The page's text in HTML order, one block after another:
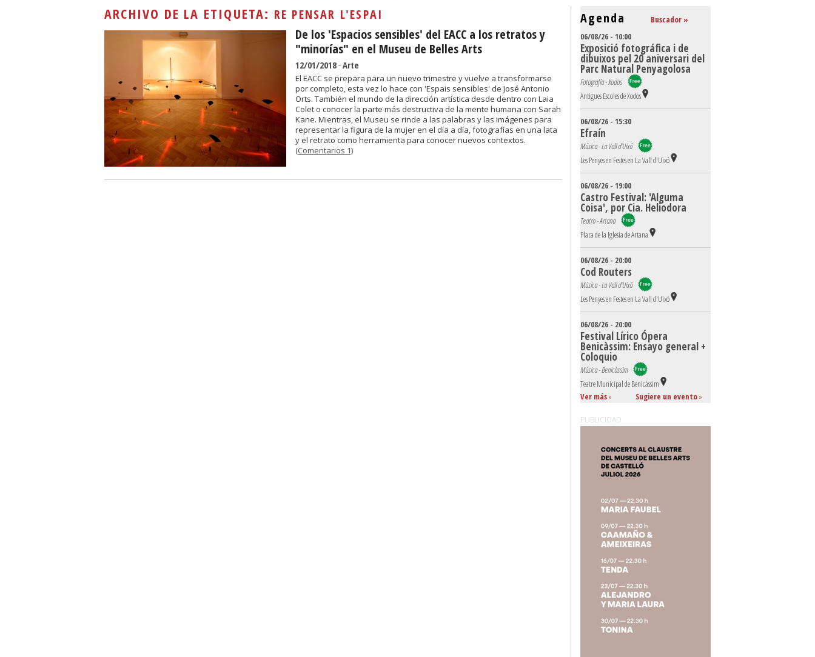
ARCHIVO DE LA ETIQUETA: RE PENSAR L'ESPAI
De los 'Espacios sensibles' del EACC a los retratos y
"minorías" en el Museu de Belles Arts
12/01/2018-Arte
El EACC se prepara para un nuevo trimestre y vuelve a transformarse
por completo, esta vez lo hace con 'Espais sensibles' de José Antonio
Orts. También el mundo de la dirección artística desde dentro con Laia
Colet o conocer la parte más destructiva de la mente humana con Sarah
Kane. Mientras, el Museu se rinde a las palabras y las imágenes para
representar la figura de la mujer en el día a día, fotografías en una lata
y el retrato como herramienta para conocer nuevos contextos.
(Comentarios 1)
Agenda
Buscador »
06/08/26 - 10:00
Exposició fotográfica i de
dibuixos pel 20 aniversari del
Parc Natural Penyagolosa
Fotografía - Xodos
Antigues Escoles de Xodos
06/08/26 - 15:30
Efraín
Música - La Vall d'Uixó
Les Penyes en Festes en La Vall d'Uixó
06/08/26 - 19:00
Castro Festival: 'Alguma
Coisa', por Cia. Heliodora
Teatro - Artana
Plaza de la Iglesia de Artana
06/08/26 - 20:00
Cod Routers
Música - La Vall d'Uixó
Les Penyes en Festes en La Vall d'Uixó
06/08/26 - 20:00
Festival Lírico Ópera
Benicàssim: Ensayo general +
Coloquio
Música - Benicàssim
Teatre Municipal de Benicàssim
Ver más» Sugiere un evento»
PUBLICIDAD